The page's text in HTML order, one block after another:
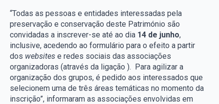
“Todas as pessoas e entidades interessadas pela
preservação e conservação deste Património são
convidadas a inscrever-se até ao dia 14 de junho,
inclusive, acedendo ao formulário para o efeito a partir
dos websites e redes sociais das associações
organizadoras (através da ligação ). Para agilizar a
organização dos grupos, é pedido aos interessados que
selecionem uma de três áreas temáticas no momento da
inscrição”, informaram as associações envolvidas em